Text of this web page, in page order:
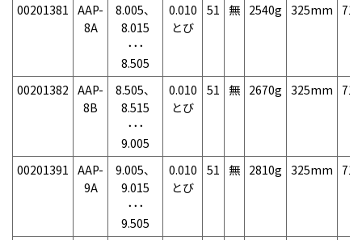
00201381 AAP-
8A
8.005、
8.015
･･･
8.505
0.010
とび
51 無 2540g 325mm
00201382 AAP-
8B
8.505、
8.515
･･･
9.005
0.010
とび
51 無 2670g 325mm
00201391 AAP-
9A
9.005、
9.015
･･･
9.505
0.010
とび
51 無 2810g 325mm